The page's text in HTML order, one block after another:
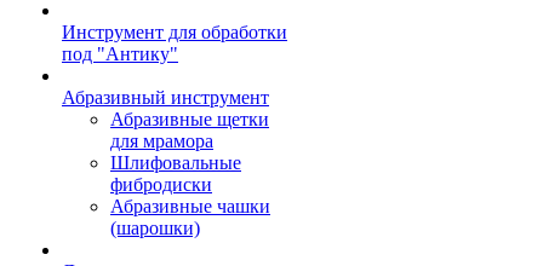
Инструмент для обработки
под "Антику"
Абразивный инструмент
Абразивные щетки
для мрамора
Шлифовальные
фибродиски
Абразивные чашки
(шарошки)